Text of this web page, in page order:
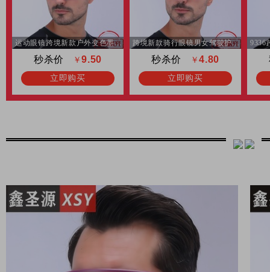
运动眼镜跨境新款户外变色墨镜批发男女时尚防风骑行太阳镜自行车
秒杀价 ￥9.50
立即购买
跨境新款骑行眼镜男女驾驶护目防紫外线墨镜欧美风运动太阳镜批发
秒杀价 ￥4.80
立即购买